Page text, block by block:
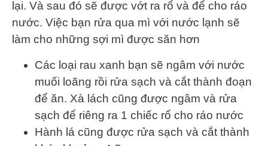
lại. Và sau đó sẽ được vớt ra rổ và để cho ráo
nước. Việc bạn rửa qua mì với nước lạnh sẽ
làm cho những sợi mì được săn hơn
Các loại rau xanh bạn sẽ ngâm với nước
muối loãng rồi rửa sạch và cắt thành đoạn
để ăn. Xà lách cũng được ngâm và rửa
sạch để riêng ra 1 chiếc rổ cho ráo nước
Hành lá cũng được rửa sạch và cắt thành